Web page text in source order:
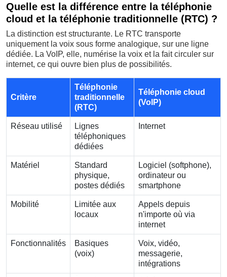
Quelle est la différence entre la téléphonie
cloud et la téléphonie traditionnelle (RTC) ?
La distinction est structurante. Le RTC transporte
uniquement la voix sous forme analogique, sur une ligne
dédiée. La VoIP, elle, numérise la voix et la fait circuler sur
internet, ce qui ouvre bien plus de possibilités.
Critère
Téléphonie
traditionnelle
(RTC)
Téléphonie cloud
(VoIP)
Réseau utilisé
Lignes
téléphoniques
dédiées
Internet
Matériel
Standard
physique,
postes dédiés
Logiciel (softphone),
ordinateur ou
smartphone
Mobilité
Limitée aux
locaux
Appels depuis
n'importe où via
internet
Fonctionnalités
Basiques
(voix)
Voix, vidéo,
messagerie,
intégrations